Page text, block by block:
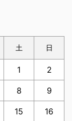
土 日
1 2
8 9
15 16